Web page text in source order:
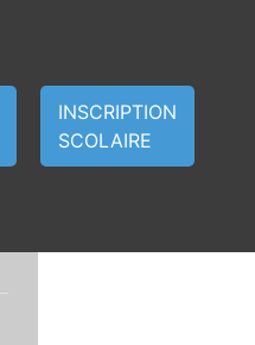
INSCRIPTION
SCOLAIRE